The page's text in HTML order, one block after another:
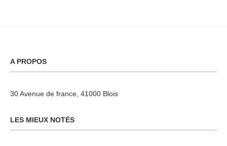
A PROPOS
30 Avenue de france, 41000 Blois
LES MIEUX NOTÉS